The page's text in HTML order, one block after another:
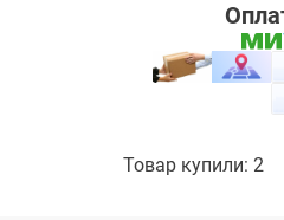
Товар купили: 2